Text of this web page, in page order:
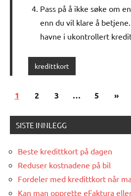
Pass på å ikke søke om
enn du vil klare å
havne i ukontrollert
kredittkort
Posts
1 2 3 … 5
Next
»
SISTE INNLEGG
Beste kredittkort på dagen
Reduser kostnadene på bil
Fordeler med kredittkort når
Kan man opprette eFaktura